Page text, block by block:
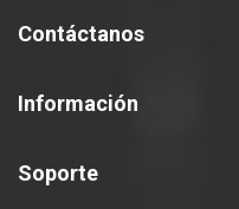
Contáctanos
Información
Soporte